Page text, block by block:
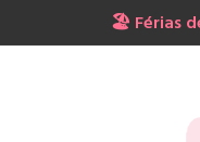
🏖️ Férias